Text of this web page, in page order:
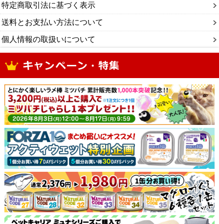
特定商取引法に基づく表示
送料とお支払い方法について
個人情報の取扱いについて